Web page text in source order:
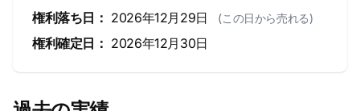
権利落ち日： 2026年12月29日 (この日から売れる)
権利確定日： 2026年12月30日